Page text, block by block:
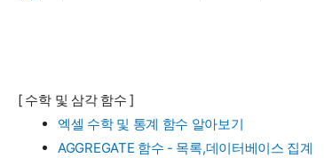
[ 수학 및 삼각 함수 ]
엑셀 수학 및 통계 함수 알아보기
AGGREGATE 함수 - 목록,데이터베이스 집계